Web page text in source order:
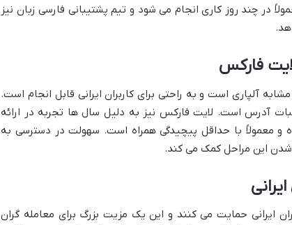
در چند روز کاری انجام می شود و تیم پشتیبانی فارسی زبان نیز
فارکس
آلپاری است و به راحتی برای کاربران ایرانی قابل انجام است.
آدرس است. لایت فارکس نیز به دلیل سال ها تجربه در ارائه
و معمولاً با حداقل پیچیدگی همراه است. سهولت در دسترسی به
شدن این مراحل کمک می کند.
ایرانی حمایت می کنند و این یک مزیت بزرگ برای معامله گران